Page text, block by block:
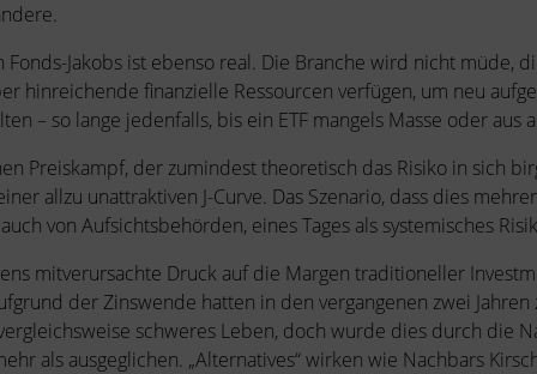
Jakobs ist ebenso real. Die Branche wird nicht müde,
hinreichende finanzielle Ressourcen verfügen, um neu
– so lange jedenfalls, bis ein ETF mangels Masse oder
Preiskampf, der zumindest theoretisch das Risiko in sich
allzu unattraktiven J-Curve. Das Szenario, dass dies
von Aufsichtsbehörden, eines Tages als systemisches
mitverursachte Druck auf die Margen traditioneller
der Zinswende hatten in den vergangenen zwei
schweres Leben, doch wurde dies durch die
als ausgeglichen. „Alternatives“ wirken wie Nachbars